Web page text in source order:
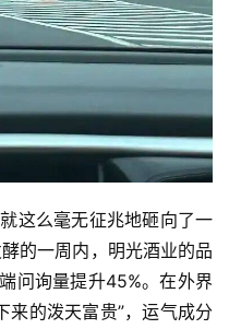
这么毫无征兆地砸向了一
的一周内，明光酒业的品
问询量提升45%。在外界
来的泼天富贵”，运气成分